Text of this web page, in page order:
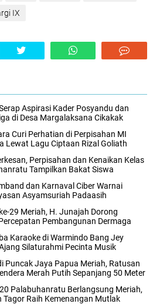
IX
Aspirasi Kader Posyandu dan
di Desa Margalaksana Cikakak
Curi Perhatian di Perpisahan MI
Lewat Lagu Ciptaan Rizal Goliath
Perpisahan dan Kenaikan Kelas
Tampilkan Bakat Siswa
dan Karnaval Ciber Warnai
Asyamsuriah Padaasih
29 Meriah, H. Junajah Dorong
Pembangunan Dermaga
Karaoke di Warmindo Bang Jey
Silaturahmi Pecinta Musik
Puncak Jaya Papua Meriah, Ratusan
Merah Putih Sepanjang 50 Meter
Palabuhanratu Berlangsung Meriah,
Tagor Raih Kemenangan Mutlak